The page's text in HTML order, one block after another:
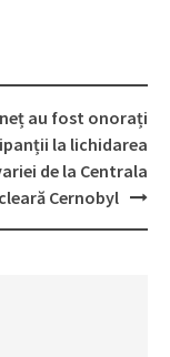
au fost onorați
la lichidarea
de la Centrala
Cernobyl